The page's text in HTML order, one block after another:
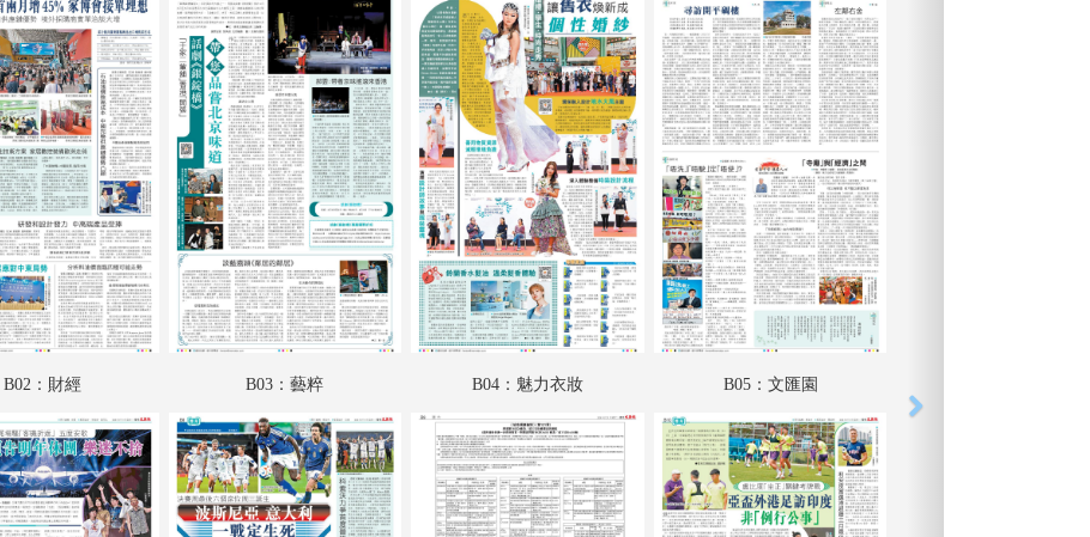
A18：趣學語文
A19：國際
A20：國際
B01：財經
B02：財經
B03：藝粹
B04：魅力衣妝
B05：文匯園
B07：娛樂
B08：體育
B02：財經 B03：藝粹 B04：魅力衣妝 B05：文匯園